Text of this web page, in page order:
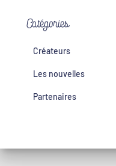
Catégories
Créateurs
Les nouvelles
Partenaires